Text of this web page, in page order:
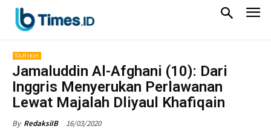
TARIKH
Jamaluddin Al-Afghani (10): Dari
Inggris Menyerukan Perlawanan
Lewat Majalah Dliyaul Khafiqain
By RedaksiIB 16/03/2020